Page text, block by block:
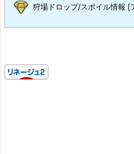
狩場ドロップ/スポイル情報 [